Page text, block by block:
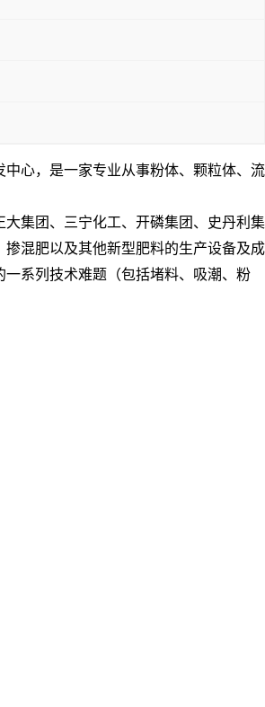
心，是一家专业从事粉体、颗粒体、流
集团、三宁化工、开磷集团、史丹利集
混肥以及其他新型肥料的生产设备及成
系列技术难题（包括堵料、吸潮、粉